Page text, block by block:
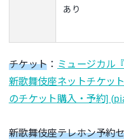
あり
チケット ： ミュージカル
新歌舞伎座ネットチケッ
のチケット購入・予約]
新歌舞伎座テレホン予約